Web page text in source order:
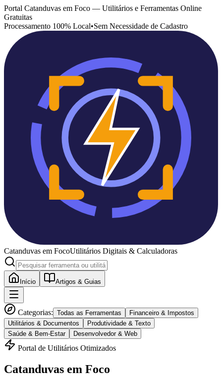
Portal Catanduvas em Foco — Utilitários e Ferramentas Online
Gratuitas
Processamento 100% Local•Sem Necessidade de Cadastro
Catanduvas em FocoUtilitários Digitais & Calculadoras
Início Artigos & Guias
Categorias: Todas as Ferramentas
Financeiro & Impostos
Utilitários & Documentos
Produtividade & Texto
Saúde & Bem-Estar
Desenvolvedor & Web
Portal de Utilitários Otimizados
Catanduvas em Foco